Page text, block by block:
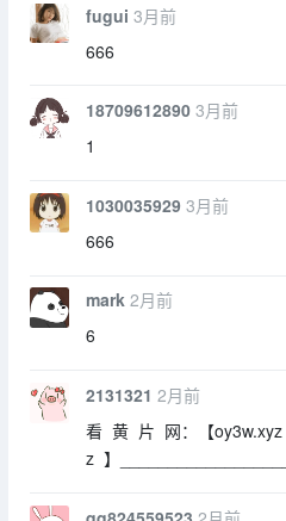
fugui 3月前
666
18709612890 3月前
1
1030035929 3月前
666
mark 2月前
6
2131321 2月前
看 黄 片 网：【
z 】